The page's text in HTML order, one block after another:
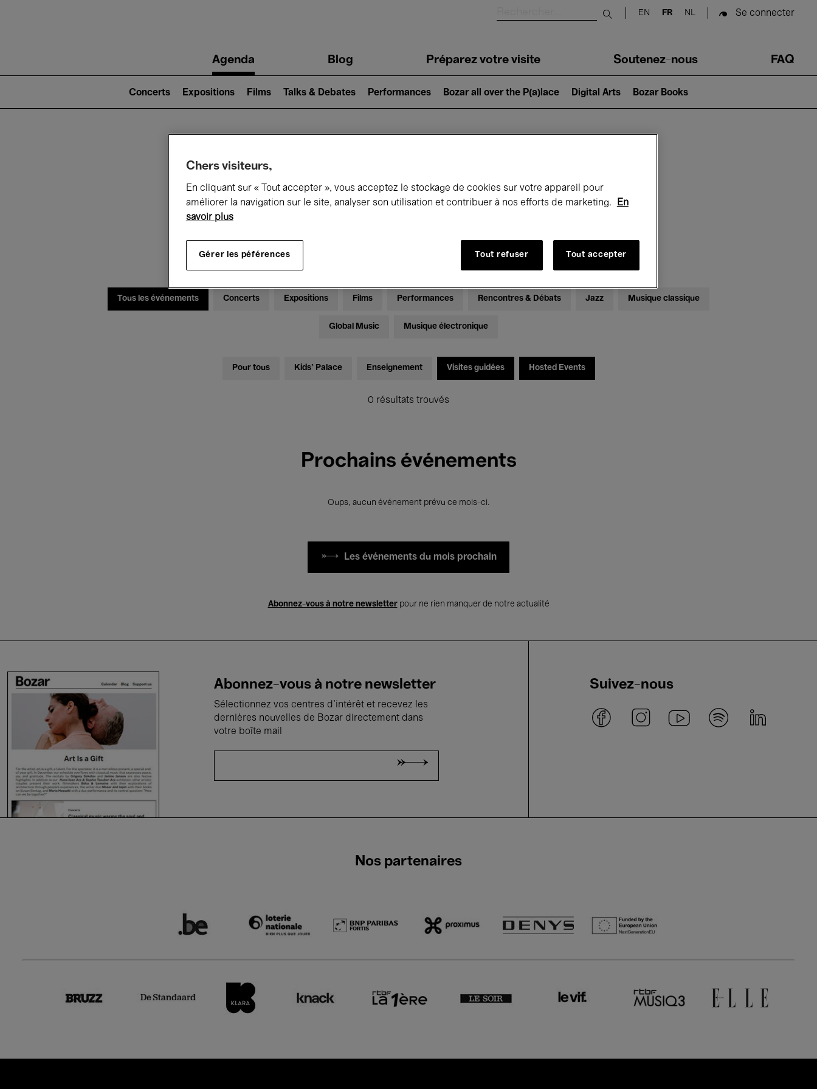
Submit search
EN FR NL Se connecter
navigationAgenda Blog Préparez votre visite Soutenez-nous FAQ
2)
Concerts Expositions Films Talks & Debates Performances Bozar all over the P(a)lace Digital Arts Bozar Books
Ce qui se passe à Bozar
Tous les événements Concerts Expositions Films Performances Rencontres & Débats Jazz Musique classique
Global Music Musique électronique
Pour tous Kids’ Palace Enseignement Visites guidées Hosted Events
0 résultats trouvés
Prochains événements
Oups, aucun événement prévu ce mois-ci.
Les événements du mois prochain
Abonnez-vous à notre newsletterpour ne rien manquer de notre actualité
Abonnez-vous à notre newsletter
Sélectionnez vos centres d'intérêt et recevez les
dernières nouvelles de Bozar directement dans
votre boîte mail
Suivez-nous
Nos partenaires
Chers visiteurs,
En cliquant sur « Tout accepter », vous acceptez le stockage de cookies sur votre appareil pour
améliorer la navigation sur le site, analyser son utilisation et contribuer à nos efforts de marketing.
En
savoir plus
Gérer les péférences Tout refuser Tout accepter